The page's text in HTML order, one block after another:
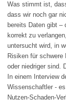
Was stimmt ist,
dass wir noch gar
bereits Daten gibt –
korrekt zu
untersucht wird, in
Risiken für schwere
oder niedriger sind.
In einem Interview
Wissenschaftler -
Nutzen-Schaden-